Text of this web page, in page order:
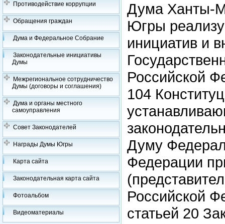
Противодействие коррупции
Обращения граждан
Дума и Федеральное Собрание
Законодательные инициативы
Думы
Межрегиональное сотрудничество
Думы (договоры и соглашения)
Дума и органы местного
самоуправления
Совет Законодателей
Награды Думы Югры
Карта сайта
Законодательная карта сайта
Фотоальбом
Видеоматериалы
Дума Ханты-
Югры
инициатив и
Российской
104
Думу
Федерации
Российской
статьей 20